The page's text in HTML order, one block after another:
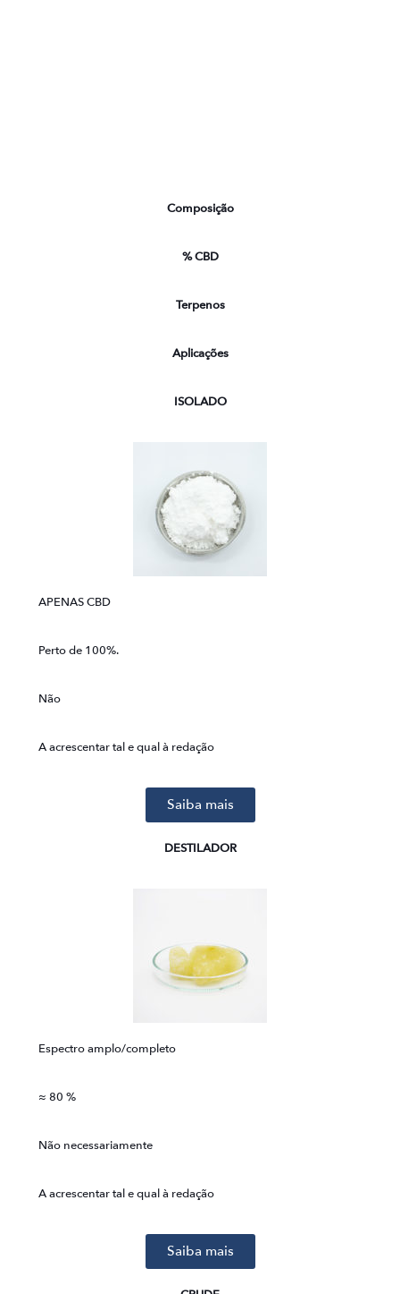
Composição
% CBD
Terpenos
Aplicações
ISOLADO
APENAS CBD
Perto de 100%.
Não
A acrescentar tal e qual à redação
Saiba mais
DESTILADOR
Espectro amplo/completo
≈ 80 %
Não necessariamente
A acrescentar tal e qual à redação
Saiba mais